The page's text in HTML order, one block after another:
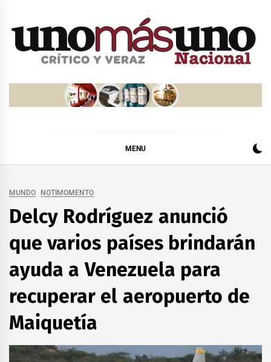
MENU
MUNDO NOTIMOMENTO
Delcy Rodríguez anunció
que varios países brindarán
ayuda a Venezuela para
recuperar el aeropuerto de
Maiquetía